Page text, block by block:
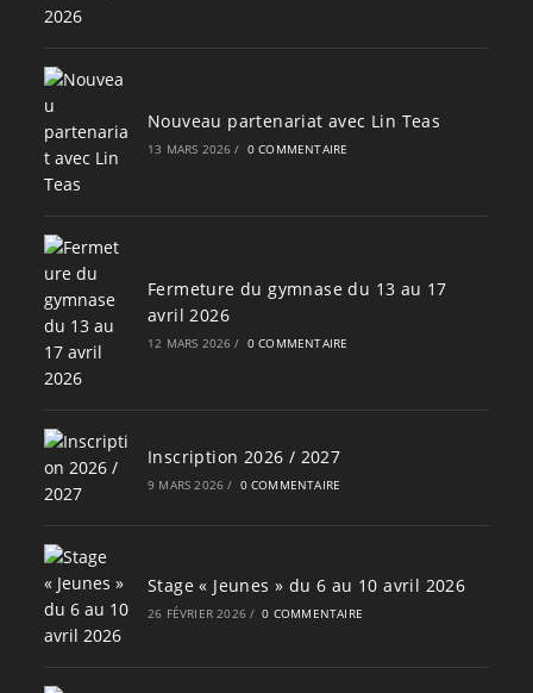
Nouveau partenariat avec Lin Teas
13 MARS 2026 / 0 COMMENTAIRE
Fermeture du gymnase du 13 au 17
avril 2026
12 MARS 2026 / 0 COMMENTAIRE
Inscription 2026 / 2027
9 MARS 2026 / 0 COMMENTAIRE
Stage « Jeunes » du 6 au 10 avril 2026
26 FÉVRIER 2026 / 0 COMMENTAIRE